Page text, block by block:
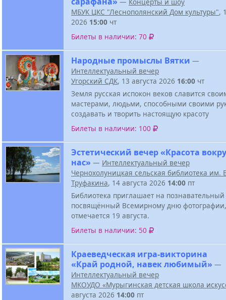
МБУК ЦКС "Леснополянский Дом культуры",
2026 15:00 чт
Билеты в наличии: 70
Народные промыслы Вятки —
Интеллектуальный вечер
Угорский СДК, 13 августа 2026 16:00 чт
Земля русская испокон веков славится
мастерами, людьми, способными своими
создавать и творить настоящую красоту
Билеты в наличии: 100
Эстетический вечер «Красота
нас» — Интеллектуальный вечер
Чернохолуницкая сельская библиотека им.
Труфакина, 14 августа 2026 14:00 пт
Библиотека приглашает на познавательный
посвящённый Всемирному дню
отмечается 19 августа.
Билеты в наличии: 50
Краеведческая игра-викторина
«Край родной, навек любимый» —
Интеллектуальный вечер
МКОУДО «Мурыгинская детская школа
августа 2026 14:00 пт